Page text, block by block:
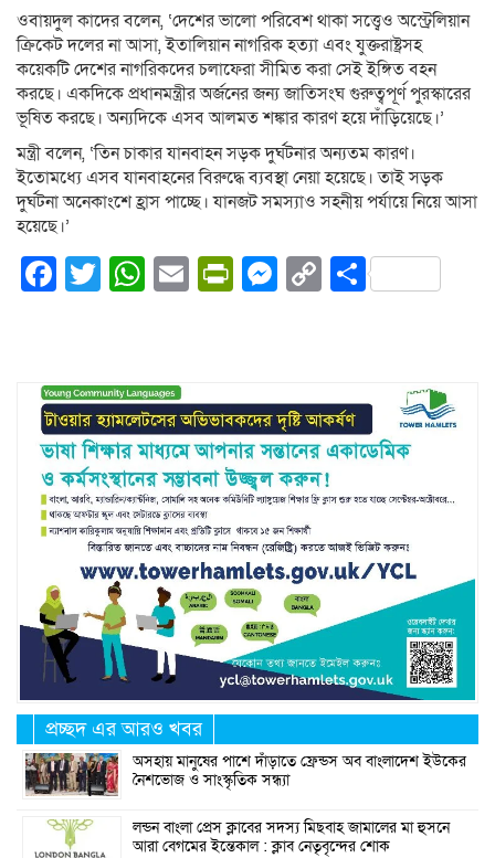
ওবায়দুল কাদের বলেন, ‘দেশের ভালো পরিবেশ থাকা সত্ত্বেও অস্ট্রেলিয়ান
ক্রিকেট দলের না আসা, ইতালিয়ান নাগরিক হত্যা এবং যুক্তরাষ্ট্রসহ
কয়েকটি দেশের নাগরিকদের চলাফেরা সীমিত করা সেই ইঙ্গিত বহন
করছে। একদিকে প্রধানমন্ত্রীর অর্জনের জন্য জাতিসংঘ গুরুত্বপূর্ণ পুরস্কারের
ভূষিত করছে। অন্যদিকে এসব আলমত শঙ্কার কারণ হয়ে দাঁড়িয়েছে।’
মন্ত্রী বলেন, ‘তিন চাকার যানবাহন সড়ক দুর্ঘটনার অন্যতম কারণ।
ইতোমধ্যে এসব যানবাহনের বিরুদ্ধে ব্যবস্থা নেয়া হয়েছে। তাই সড়ক
দুর্ঘটনা অনেকাংশে হ্রাস পাচ্ছে। যানজট সমস্যাও সহনীয় পর্যায়ে নিয়ে আসা
হয়েছে।’
Facebook
Twitter
WhatsApp
EmailPrintFriendly
Messenger
CopyShare
প্রচ্ছদ এর আরও খবর
অসহায় মানুষের পাশে দাঁড়াতে ফ্রেন্ডস অব বাংলাদেশ ইউকের
নৈশভোজ ও সাংস্কৃতিক সন্ধ্যা
লন্ডন বাংলা প্রেস ক্লাবের সদস্য মিছবাহ জামালের মা হুসনে
আরা বেগমের ইন্তেকাল : ক্লাব নেতৃবৃন্দের শোক